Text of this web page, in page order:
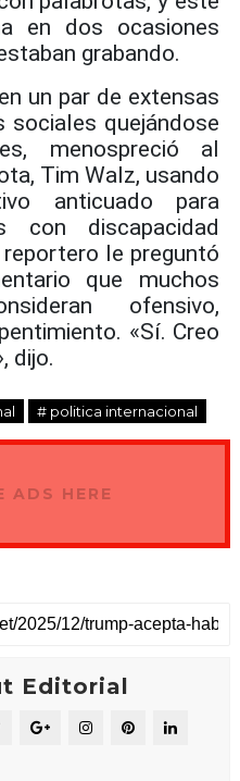
en dos ocasiones
grabando.
un par de extensas
sociales quejándose
menospreció al
Tim Walz, usando
anticuado para
con discapacidad
le preguntó
que muchos
ofensivo,
«Sí. Creo
dijo.
# politica internacional
ADS HERE
Editorial